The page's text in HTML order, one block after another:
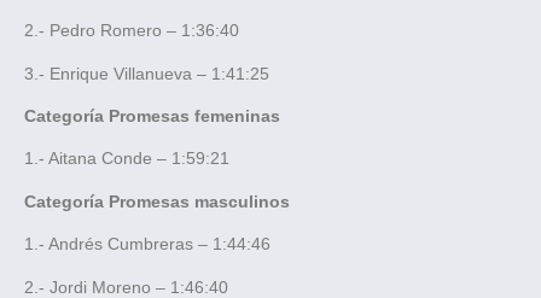
2.- Pedro Romero – 1:36:40
3.- Enrique Villanueva – 1:41:25
Categoría Promesas femeninas
1.- Aitana Conde – 1:59:21
Categoría Promesas masculinos
1.- Andrés Cumbreras – 1:44:46
2.- Jordi Moreno – 1:46:40